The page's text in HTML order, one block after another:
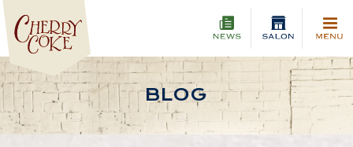
BLOG